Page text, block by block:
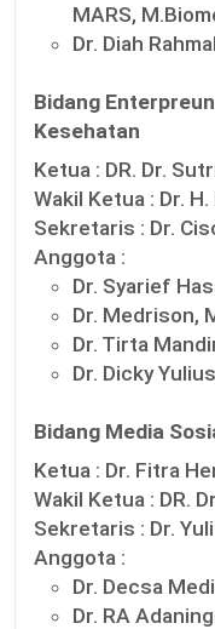
MARS,
Dr. Diah
Bidang
Kesehatan
Ketua : DR. Dr.
Wakil Ketua : Dr.
Sekretaris : Dr.
Anggota :
Dr. Syarief
Dr. Medrison,
Dr. Tirta
Dr. Dicky
Bidang Media
Ketua : Dr. Fitra
Wakil Ketua : DR.
Sekretaris : Dr.
Anggota :
Dr. Decsa
Dr. RA